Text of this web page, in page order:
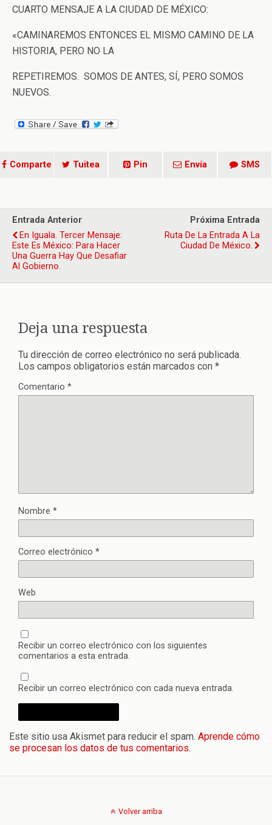
CUARTO MENSAJE A LA CIUDAD DE MÉXICO:
«CAMINAREMOS ENTONCES EL MISMO CAMINO DE LA
HISTORIA, PERO NO LA
REPETIREMOS. SOMOS DE ANTES, SÍ, PERO SOMOS
NUEVOS.
Comparte Tuitea Pin Envía SMS
Entrada Anterior
En Iguala. Tercer Mensaje:
Este Es México: Para Hacer
Una Guerra Hay Que Desafiar
Al Gobierno.
Próxima Entrada
Ruta De La Entrada A La
Ciudad De México.
Deja una respuesta
Tu dirección de correo electrónico no será publicada.
Los campos obligatorios están marcados con *
Comentario *
Nombre *
Correo electrónico *
Web
Recibir un correo electrónico con los siguientes
comentarios a esta entrada.
Recibir un correo electrónico con cada nueva entrada.
Este sitio usa Akismet para reducir el spam. Aprende cómo
se procesan los datos de tus comentarios.
Volver arriba